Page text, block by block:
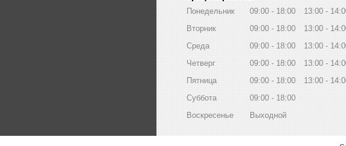
Понедельник 09:00 18:00 13:00
Вторник
09:00 18:00 13:00
Среда
09:00 18:00 13:00
Четверг
09:00 18:00 13:00
Пятница
09:00 18:00 13:00
Суббота
09:00
18:00
Воскресенье
Выходной